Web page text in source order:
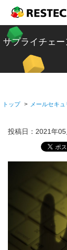
RESTEC
ュ
メールセキュリ
新着記事一覧
ファイル転送
製品情報
リステック製
Restec
DOBERMAN
各種オプシ
月額サービス
導入事例
税理士事務所
バイク販売業
介護福祉
サーバー関
リモート保守
RESTEC遠
販売店募集
サプライチェ
トップ メールセキ
投稿日：2021年05